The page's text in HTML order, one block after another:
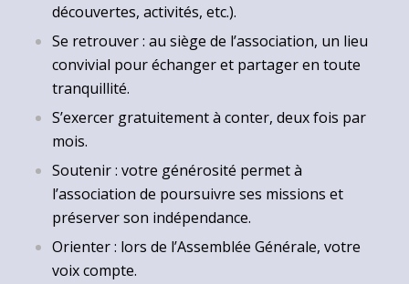
découvertes, activités, etc.).
Se retrouver : au siège de l’association, un lieu
convivial pour échanger et partager en toute
tranquillité.
S’exercer gratuitement à conter, deux fois par
mois.
Soutenir : votre générosité permet à
l’association de poursuivre ses missions et
préserver son indépendance.
Orienter : lors de l’Assemblée Générale, votre
voix compte.